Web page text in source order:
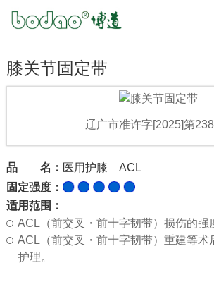
首
关
们
产
品
膝关节固定带
辽广市准许字[2025]第
品 名： 医用护膝 ACL
固定强度：
适用范围：
ACL（前交叉・前十字韧带）损伤的强
ACL（前交叉・前十字韧带）重建等术
护理。